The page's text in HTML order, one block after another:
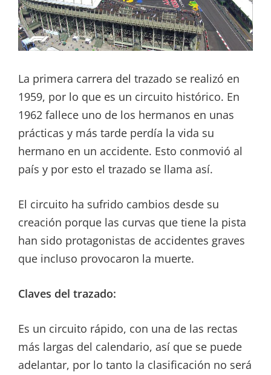
La primera carrera del trazado se realizó en
1959, por lo que es un circuito histórico. En
1962 fallece uno de los hermanos en unas
prácticas y más tarde perdía la vida su
hermano en un accidente. Esto conmovió al
país y por esto el trazado se llama así.
El circuito ha sufrido cambios desde su
creación porque las curvas que tiene la pista
han sido protagonistas de accidentes graves
que incluso provocaron la muerte.
Claves del trazado:
Es un circuito rápido, con una de las rectas
más largas del calendario, así que se puede
adelantar, por lo tanto la clasificación no será